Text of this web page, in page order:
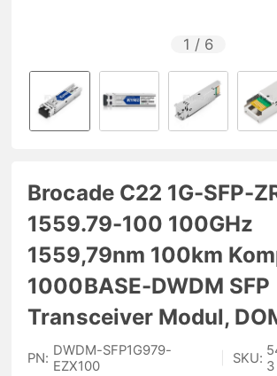
1 / 6
Brocade C22 1G-SFP-
1559.79-100 100GHz
1559,79nm 100km
1000BASE-DWDM SFP
Transceiver Modul,
PN: DWDM-SFP1G979-
EZX100
SKU: 3